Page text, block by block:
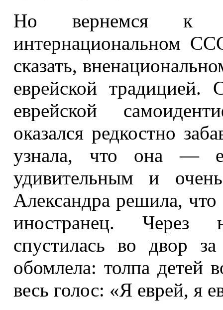
Но вернемся к
интернациональном
сказать,
еврейской традицией.
еврейской
оказался редкостно
узнала, что она —
удивительным и
Александра решила,
иностранец. Через
спустилась во двор
обомлела: толпа детей
весь голос: «Я еврей, я